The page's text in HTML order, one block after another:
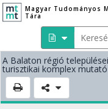
Magyar Tudományos
Tára
A Balaton régió
turisztikai komplex